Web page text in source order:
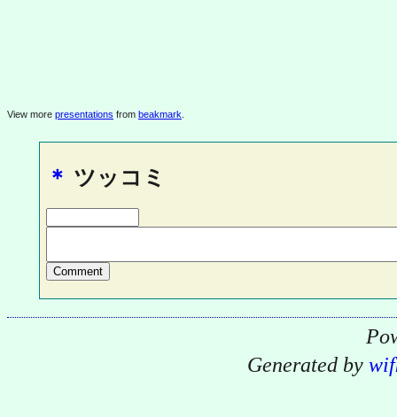
View more presentations from beakmark
＊ ツッコミ
Generated by